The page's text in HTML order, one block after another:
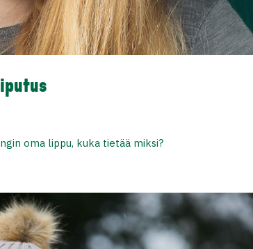
oma lippu, kuka tietää miksi?